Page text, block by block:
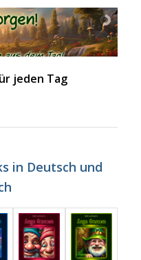
jeden Tag
in Deutsch und